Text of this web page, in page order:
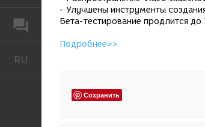
ФОРУМ
RU
- Улучшены инструменты
Бета-тестирование продлится
Подробнее>>
Сохранить